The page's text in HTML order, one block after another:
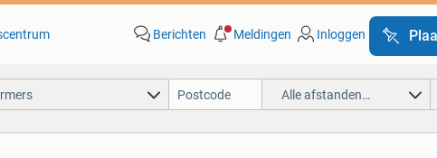
Berichten Meldingen Inloggen
Alle afstanden…